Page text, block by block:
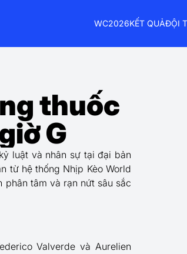
WC2026KẾT QUẢĐỘI
thuốc
G
luật và nhân sự tại đại bản
từ hệ thống Nhịp Kèo World
tâm và rạn nứt sâu sắc
Valverde và Aurelien